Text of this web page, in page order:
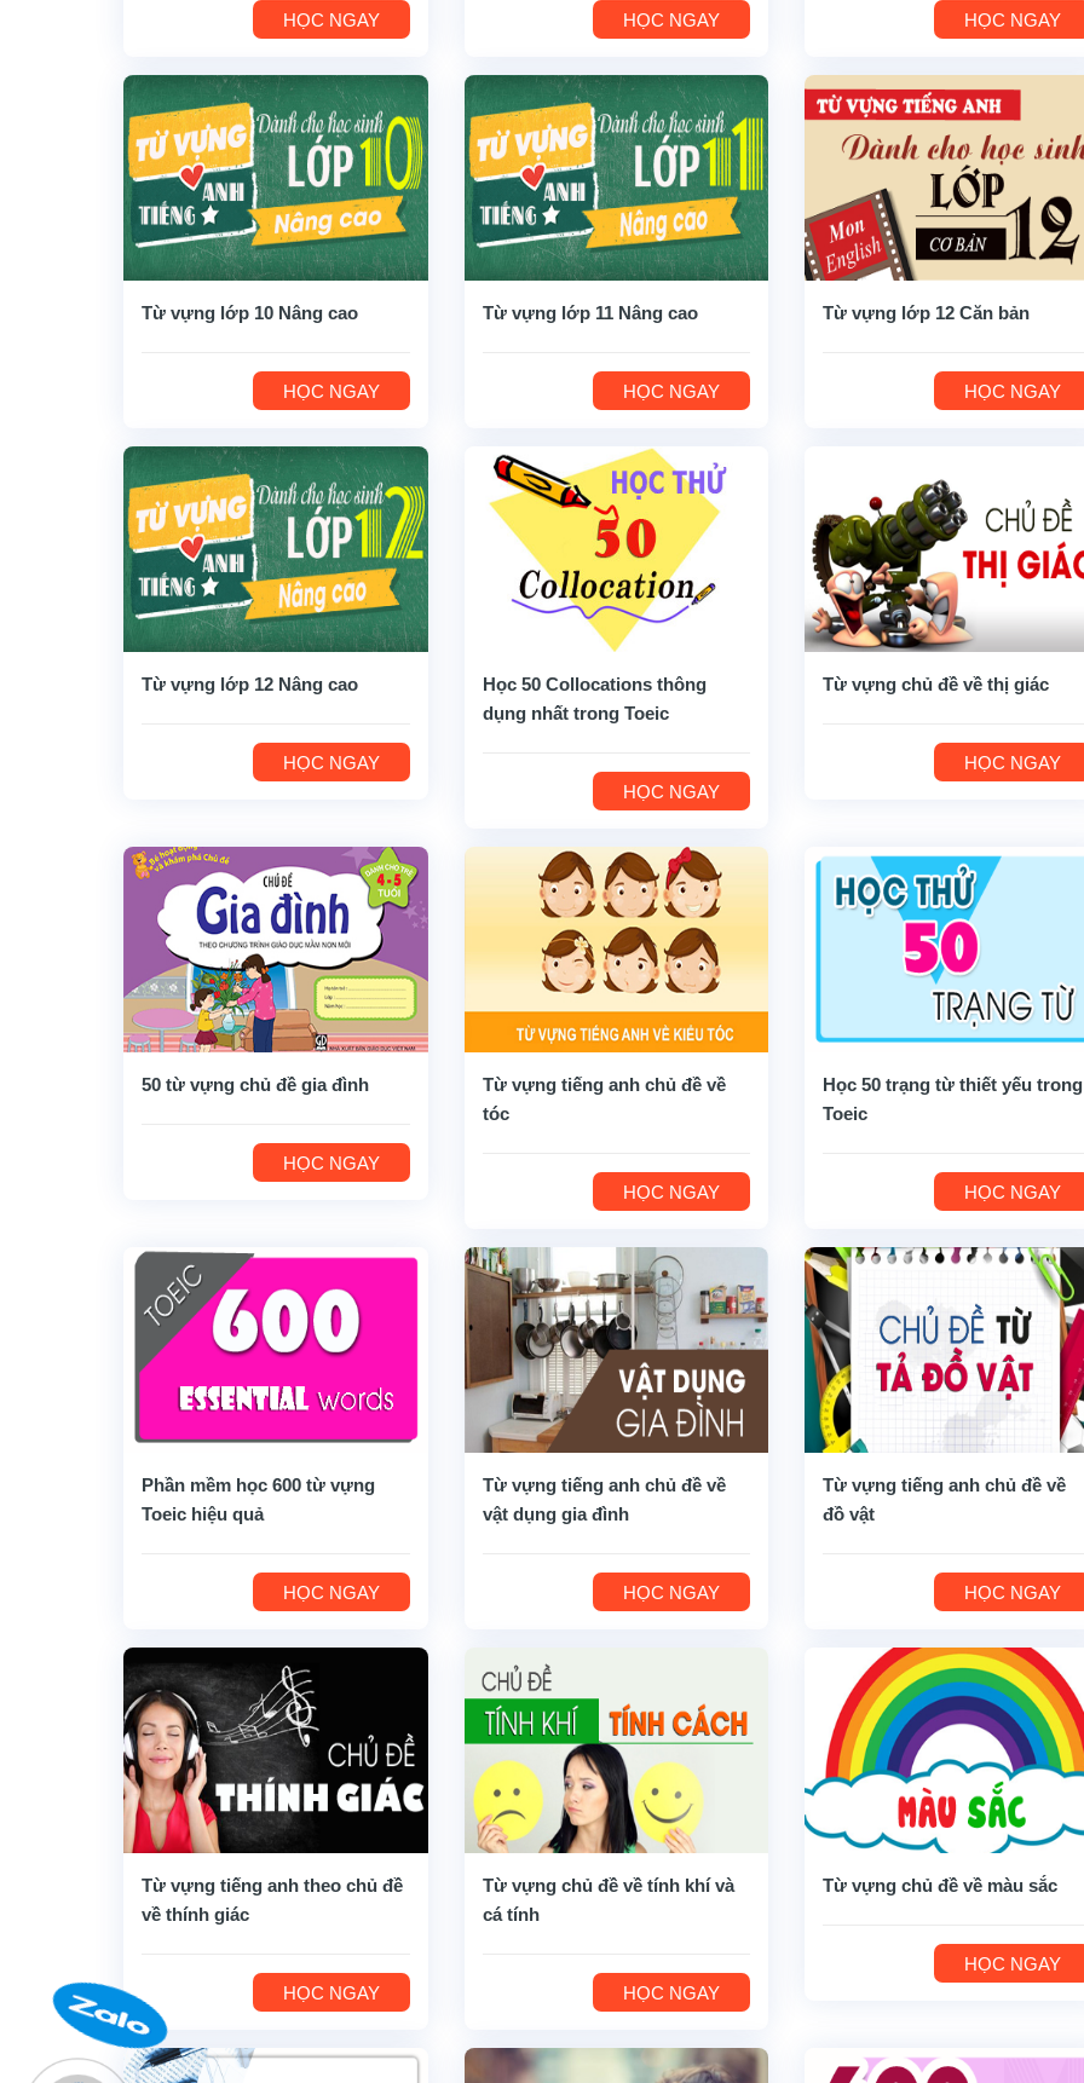
HỌC NGAY HỌC NGAY HỌC NGAY
Từ vựng lớp 10 Nâng cao
HỌC NGAY
Từ vựng lớp 11 Nâng cao
HỌC NGAY
Từ vựng lớp 12 Căn bản
HỌC NGAY
Từ vựng lớp 12 Nâng cao
HỌC NGAY
Học 50 Collocations thông
dụng nhất trong Toeic
HỌC NGAY
Từ vựng chủ đề về thị giác
HỌC NGAY
50 từ vựng chủ đề gia đình
HỌC NGAY
Từ vựng tiếng anh chủ đề về
tóc
HỌC NGAY
Học 50 trạng từ thiết yếu trong
Toeic
HỌC NGAY
Phần mềm học 600 từ vựng
Toeic hiệu quả
HỌC NGAY
Từ vựng tiếng anh chủ đề về
vật dụng gia đình
HỌC NGAY
Từ vựng tiếng anh chủ đề về
đồ vật
HỌC NGAY
Từ vựng tiếng anh theo chủ đề
về thính giác
HỌC NGAY
Từ vựng chủ đề về tính khí và
cá tính
HỌC NGAY
Từ vựng chủ đề về màu sắc
HỌC NGAY